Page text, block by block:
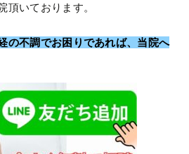
頂いております。
の不調でお困りであれば、当院へ